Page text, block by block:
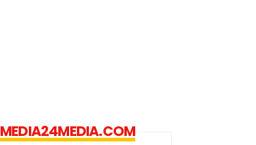
MEDIA24MEDIA.COM